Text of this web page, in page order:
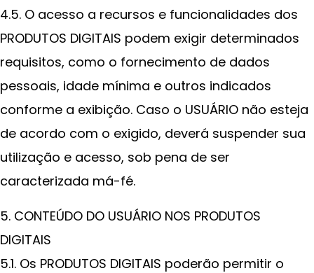
4.5. O acesso a recursos e funcionalidades dos
PRODUTOS DIGITAIS podem exigir determinados
requisitos, como o fornecimento de dados
pessoais, idade mínima e outros indicados
conforme a exibição. Caso o USUÁRIO não esteja
de acordo com o exigido, deverá suspender sua
utilização e acesso, sob pena de ser
caracterizada má-fé.
5. CONTEÚDO DO USUÁRIO NOS PRODUTOS
DIGITAIS
5.1. Os PRODUTOS DIGITAIS poderão permitir o